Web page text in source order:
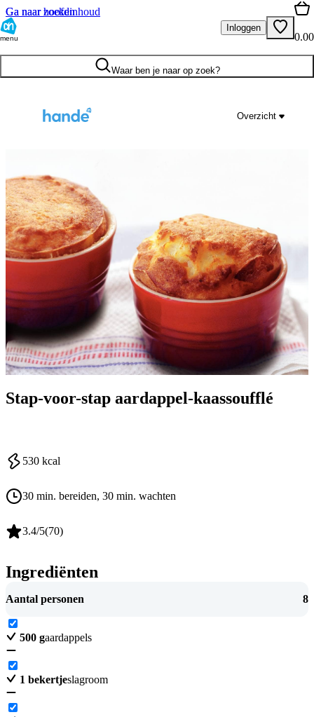
Ga naar hoofdinhoud
Ga naar zoeken
menu
Inloggen
0.00
Waar ben je naar op zoek?
Overzicht
Stap-voor-stap aardappel-kaassoufflé
530 kcal
30 min. bereiden, 30 min. wachten
3.4/5(70)
Ingrediënten
Aantal personen 8
500 gaardappels
1 bekertjeslagroom